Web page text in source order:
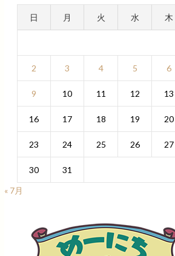
日 月 火 水 木
2 3 4 5 6
9 10 11 12 13
16 17 18 19 20
23 24 25 26 27
30
31
« 7月